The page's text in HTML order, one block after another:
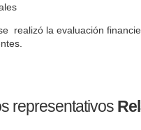
realizó la evaluación
representativos